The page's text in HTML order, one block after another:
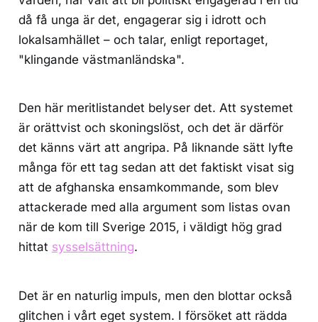
då få unga är det, engagerar sig i idrott och
lokalsamhället – och talar, enligt reportaget,
"klingande västmanländska".
Den här meritlistandet belyser det. Att systemet
är orättvist och skoningslöst, och det är därför
det känns värt att angripa. På liknande sätt lyfte
många för ett tag sedan att det faktiskt visat sig
att de afghanska ensamkommande, som blev
attackerade med alla argument som listas ovan
när de kom till Sverige 2015, i väldigt hög grad
hittat sysselsättning.
Det är en naturlig impuls, men den blottar också
glitchen i vårt eget system. I försöket att rädda